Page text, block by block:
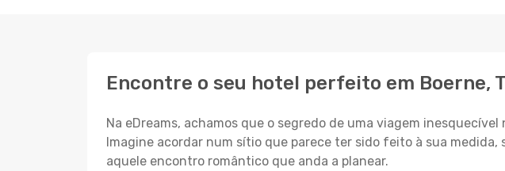
Encontre o seu hotel perfeito em Boerne,
Na eDreams, achamos que o segredo de uma viagem
Imagine acordar num sítio que parece ter sido feito à sua
aquele encontro romântico que anda a planear.